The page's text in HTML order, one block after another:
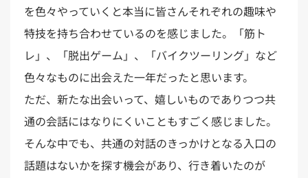
を色々やっていくと本当に皆さんそれぞれの趣味や
特技を持ち合わせているのを感じました。「筋ト
レ」、「脱出ゲーム」、「バイクツーリング」など
色々なものに出会えた一年だったと思います。
ただ、新たな出会いって、嬉しいものでありつつ共
通の会話にはなりにくいこともすごく感じました。
そんな中でも、共通の対話のきっかけとなる入口の
話題はないかを探す機会があり、行き着いたのが